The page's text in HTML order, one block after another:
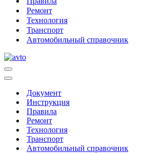
Ремонт
Технология
Транспорт
Автомобильный справочник
Меню
навигации
Меню
навигацииДокумент
Инструкция
Правила
Ремонт
Технология
Транспорт
Автомобильный справочник